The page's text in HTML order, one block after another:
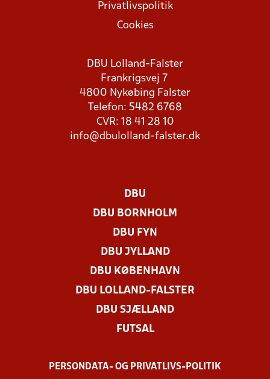
Privatlivspolitik
Cookies
DBU Lolland-Falster
Frankrigsvej 7
4800 Nykøbing Falster
Telefon: 5482 6768
CVR: 18 41 28 10
info@dbulolland-falster.dk
DBU
DBU BORNHOLM
DBU FYN
DBU JYLLAND
DBU KØBENHAVN
DBU LOLLAND-FALSTER
DBU SJÆLLAND
FUTSAL
PERSONDATA- OG PRIVATLIVS-POLITIK